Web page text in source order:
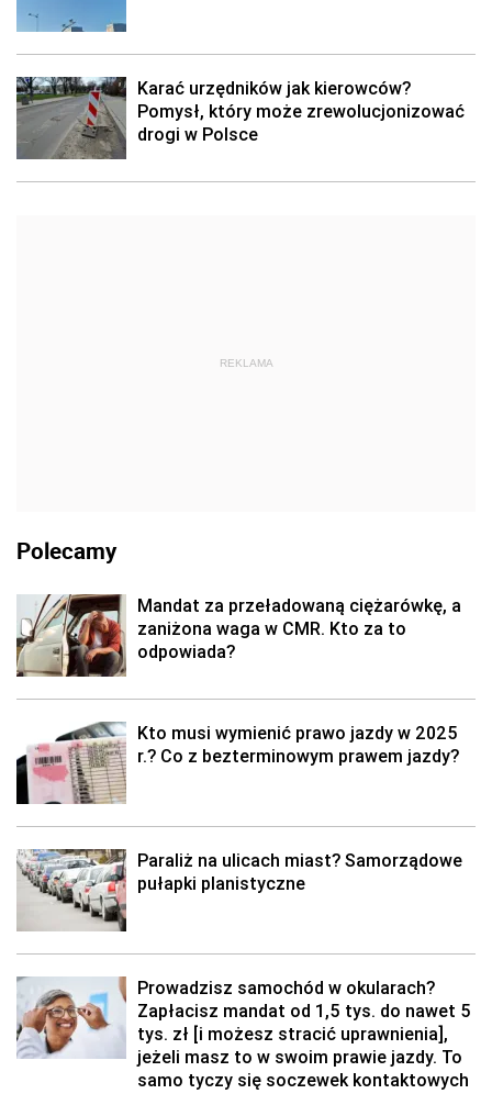
Karać urzędników jak kierowców?
Pomysł, który może zrewolucjonizować
drogi w Polsce
REKLAMA
Polecamy
Mandat za przeładowaną ciężarówkę, a
zaniżona waga w CMR. Kto za to
odpowiada?
Kto musi wymienić prawo jazdy w 2025
r.? Co z bezterminowym prawem jazdy?
Paraliż na ulicach miast? Samorządowe
pułapki planistyczne
Prowadzisz samochód w okularach?
Zapłacisz mandat od 1,5 tys. do nawet 5
tys. zł [i możesz stracić uprawnienia],
jeżeli masz to w swoim prawie jazdy. To
samo tyczy się soczewek kontaktowych